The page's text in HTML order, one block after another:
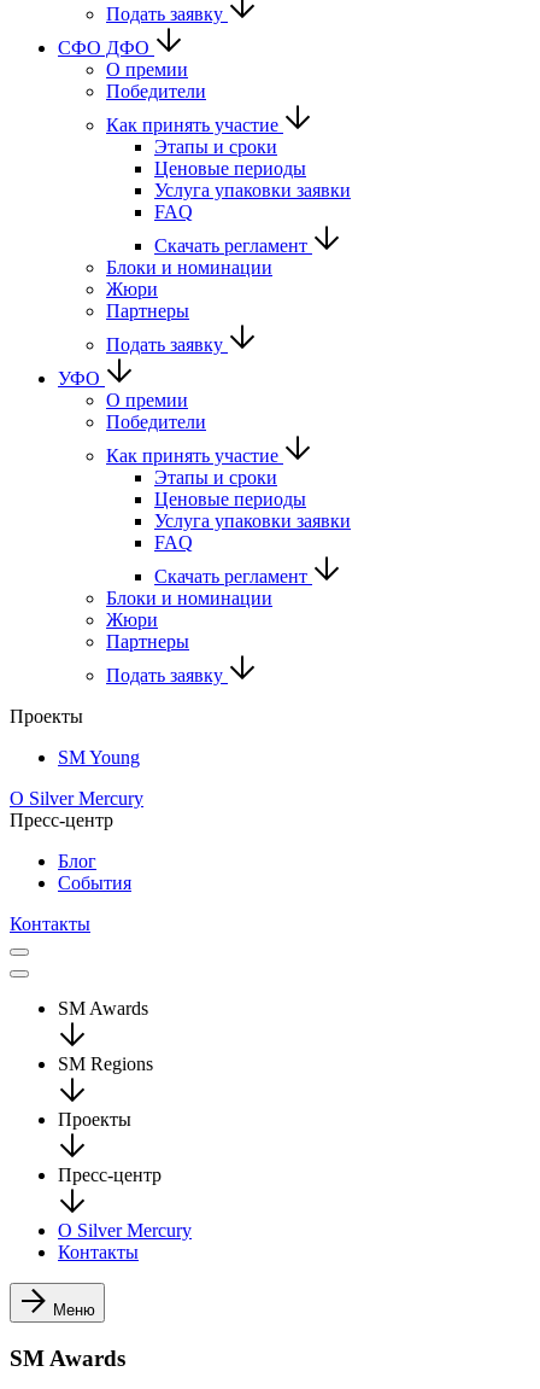
Подать заявку
CФО ДФО
О премии
Победители
Как принять участие
Этапы и сроки
Ценовые периоды
Услуга упаковки заявки
FAQ
Скачать регламент
Блоки и номинации
Жюри
Партнеры
Подать заявку
УФО
О премии
Победители
Как принять участие
Этапы и сроки
Ценовые периоды
Услуга упаковки заявки
FAQ
Скачать регламент
Блоки и номинации
Жюри
Партнеры
Подать заявку
Проекты
SM Young
О Silver Mercury
Пресс-центр
Блог
События
Контакты
SM Awards
SM Regions
Проекты
Пресс-центр
О Silver Mercury
Контакты
Меню
SM Awards